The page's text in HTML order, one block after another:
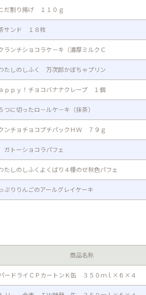
だ割り揚げ １１０ｇ
サンド １８枚
ンチショコラケ－キ（濃厚ミルクＣ
たしのしふく 万次郎かぼちゃプリン
ｐｐｙ！チョコバナナクレープ １個
に切ったロ－ルケ－キ（抹茶）
チョチョコプチパックＨＷ ７９ｇ
トーショコラパフェ
しのしふくよくばり４種のせ秋色パフェ
りりんごのアールグレイケーキ
商品名称
ードライＣＰカートンＫ缶 ３５０ｍｌ×６×４